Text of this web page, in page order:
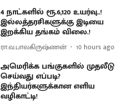
4 நாட்களில் ரூ.6,120 உயர்வு..!
இல்லத்தரசிகளுக்கு இடியை
இறக்கிய தங்கம் விலை.!
ரா.வ.பாலகிருஷ்ணன் 10 hours ago
அமெரிக்க பங்குகளில் முதலீடு
செய்வது எப்படி?
இந்தியர்களுக்கான எளிய
வழிகாட்டி!